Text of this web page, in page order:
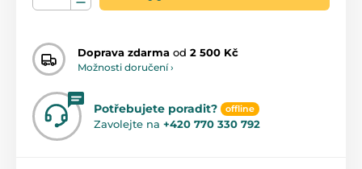
Doprava zdarma od 2 500 Kč
Možnosti doručení ›
Potřebujete poradit? offline
Zavolejte na +420 770 330 792